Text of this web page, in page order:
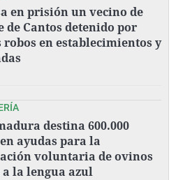
en prisión un vecino de
de Cantos detenido por
en establecimientos y
destina 600.000
ayudas para la
voluntaria de ovinos
la lengua azul